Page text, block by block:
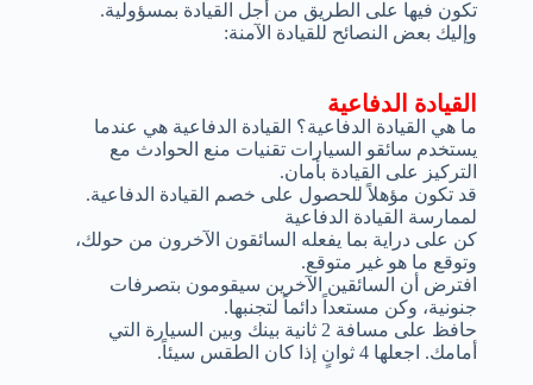
تكون فيها على الطريق من أجل القيادة بمسؤولية.
وإليك بعض النصائح للقيادة الآمنة:
القيادة الدفاعية
ما هي القيادة الدفاعية؟ القيادة الدفاعية هي عندما
يستخدم سائقو السيارات تقنيات منع الحوادث مع
التركيز على القيادة بأمان.
قد تكون مؤهلاً للحصول على خصم القيادة الدفاعية.
لممارسة القيادة الدفاعية
كن على دراية بما يفعله السائقون الآخرون من حولك،
وتوقع ما هو غير متوقع.
افترض أن السائقين الآخرين سيقومون بتصرفات
جنونية، وكن مستعداً دائماً لتجنبها.
حافظ على مسافة 2 ثانية بينك وبين السيارة التي
أمامك. اجعلها 4 ثوانٍ إذا كان الطقس سيئاً.